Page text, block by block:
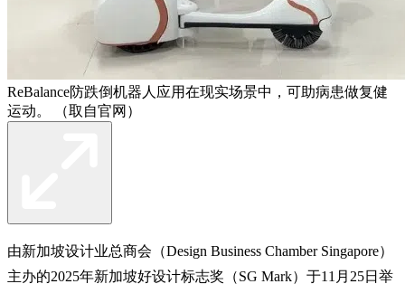
ReBalance防跌倒机器人应用在现实场景中，可助病患做复健
运动。 （取自官网）
由新加坡设计业总商会（Design Business Chamber Singapore）
主办的2025年新加坡好设计标志奖（SG Mark）于11月25日举